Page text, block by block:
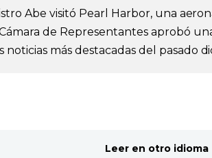
Abe visitó Pearl Harbor, una
de Representantes aprobó
noticias más destacadas del pasado
Leer en otro idioma